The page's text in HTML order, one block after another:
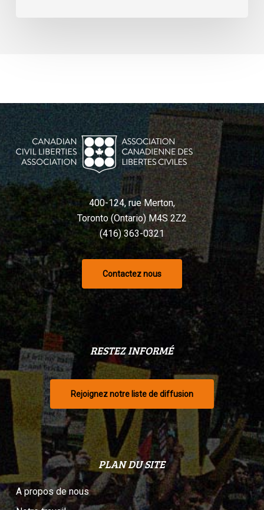
400-124, rue Merton,
Toronto (Ontario) M4S 2Z2
(416) 363-0321
Contactez nous
RESTEZ INFORMÉ
Rejoignez notre liste de diffusion
PLAN DU SITE
A propos de nous